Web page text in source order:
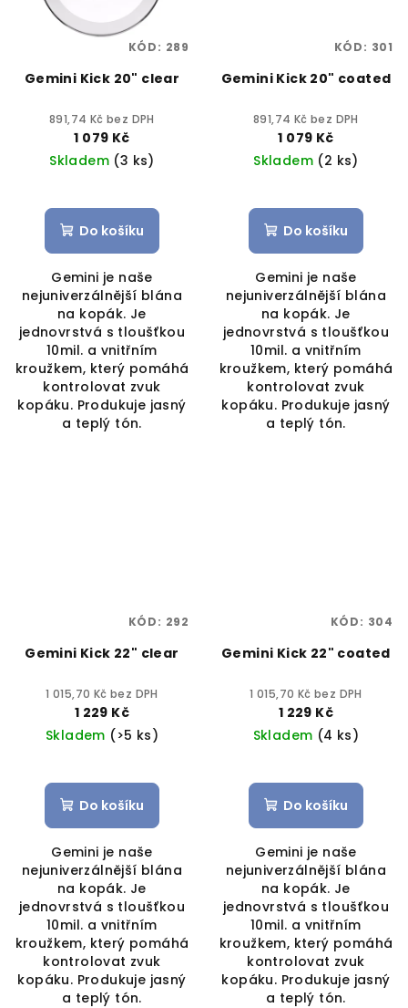
Gemini Kick 20" clear
891,74 Kč bez DPH
1 079 Kč
Skladem (3 ks)
Do košíku
Gemini je naše
nejuniverzálnější blána
na kopák. Je
jednovrstvá s tloušťkou
10mil. a vnitřním
kroužkem, který pomáhá
kontrolovat zvuk
kopáku. Produkuje jasný
a teplý tón.
KÓD: 289
Gemini Kick 20" coated
891,74 Kč bez DPH
1 079 Kč
Skladem (2 ks)
Do košíku
Gemini je naše
nejuniverzálnější blána
na kopák. Je
jednovrstvá s tloušťkou
10mil. a vnitřním
kroužkem, který pomáhá
kontrolovat zvuk
kopáku. Produkuje jasný
a teplý tón.
KÓD: 301
Gemini Kick 22" clear
1 015,70 Kč bez DPH
1 229 Kč
Skladem (>5 ks)
Do košíku
Gemini je naše
nejuniverzálnější blána
na kopák. Je
jednovrstvá s tloušťkou
10mil. a vnitřním
kroužkem, který pomáhá
kontrolovat zvuk
kopáku. Produkuje jasný
a teplý tón.
KÓD: 292
Gemini Kick 22" coated
1 015,70 Kč bez DPH
1 229 Kč
Skladem (4 ks)
Do košíku
Gemini je naše
nejuniverzálnější blána
na kopák. Je
jednovrstvá s tloušťkou
10mil. a vnitřním
kroužkem, který pomáhá
kontrolovat zvuk
kopáku. Produkuje jasný
a teplý tón.
KÓD: 304